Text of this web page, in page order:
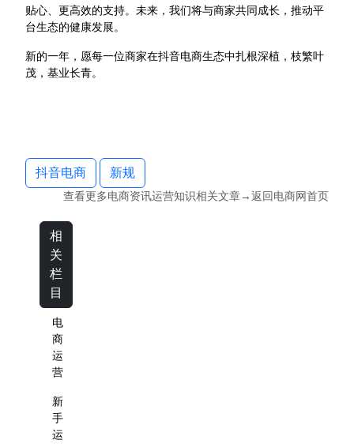
贴心、更高效的支持。未来，我们将与商家共同成长，推动平
台生态的健康发展。
新的一年，愿每一位商家在抖音电商生态中扎根深植，枝繁叶
茂，基业长青。
抖音电商 新规
查看更多电商资讯运营知识相关文章→返回电商网首页
相
关
栏
目
电
商
运
营
新
手
运